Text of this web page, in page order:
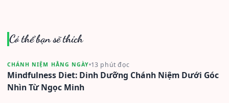
Có thể bạn sẽ thích
CHÁNH NIỆM HẰNG NGÀY 13 phút đọc
Mindfulness Diet: Dinh Dưỡng Chánh Niệm Dưới Góc
Nhìn Từ Ngọc Minh